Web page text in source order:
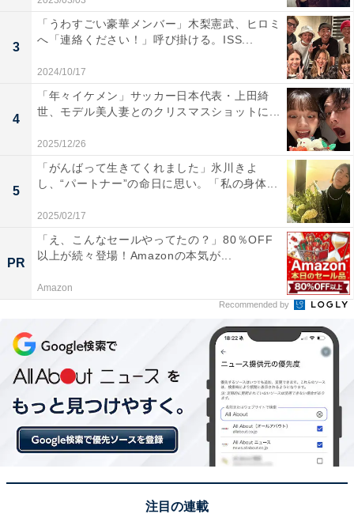
3
「うわすごい豪華メンバー」木梨憲武、ヒロミ
へ「連絡ください！」呼び掛ける。ISS...
2024/10/17
4
「年々イケメン」サッカー日本代表・上田綺
世、モデル美人妻とのクリスマスショットに...
2025/12/26
5
「がんばって生きてくれました」氷川きよ
し、“パートナー”の命日に思い。「私の身体...
2025/02/17
PR
「え、こんなセールやってたの？」80％OFF
以上が続々登場！Amazonの本気が...
Amazon
Recommended by
注目の連載